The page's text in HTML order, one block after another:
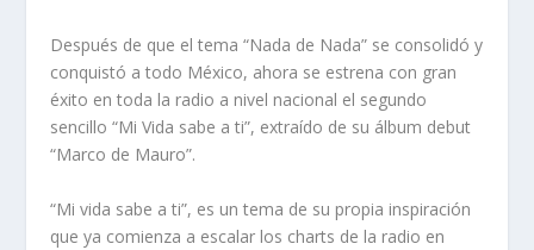
Después de que el tema “Nada de Nada” se consolidó y
conquistó a todo México, ahora se estrena con gran
éxito en toda la radio a nivel nacional el segundo
sencillo “Mi Vida sabe a ti”, extraído de su álbum debut
“Marco de Mauro”.
“Mi vida sabe a ti”, es un tema de su propia inspiración
que ya comienza a escalar los charts de la radio en